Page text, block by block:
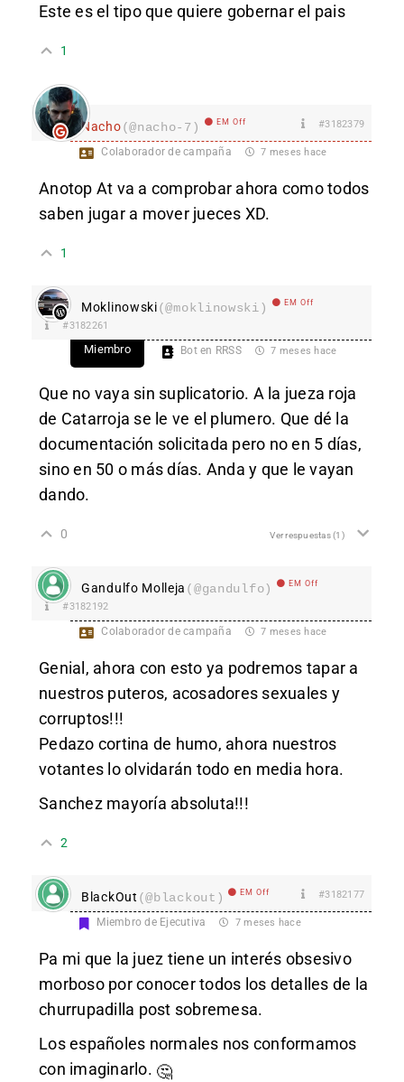
Este es el tipo que quiere gobernar el pais
1
Nacho(@nacho-7) EM Off #3182379
Colaborador de campaña 7 meses hace
Anotop At va a comprobar ahora como todos
saben jugar a mover jueces XD.
1
Moklinowski(@moklinowski) EM Off
#3182261
Miembro Bot en RRSS 7 meses hace
Que no vaya sin suplicatorio. A la jueza roja
de Catarroja se le ve el plumero. Que dé la
documentación solicitada pero no en 5 días,
sino en 50 o más días. Anda y que le vayan
dando.
0 Ver respuestas(1)
Gandulfo Molleja (@gandulfo) EM Off
#3182192
Colaborador de campaña 7 meses hace
Genial, ahora con esto ya podremos tapar a
nuestros puteros, acosadores sexuales y
corruptos!!!
Pedazo cortina de humo, ahora nuestros
votantes lo olvidarán todo en media hora.
Sanchez mayoría absoluta!!!
2
BlackOut (@blackout) EM Off #3182177
Miembro de Ejecutiva 7 meses hace
Pa mi que la juez tiene un interés obsesivo
morboso por conocer todos los detalles de la
churrupadilla post sobremesa.
Los españoles normales nos conformamos
con imaginarlo. 🤔